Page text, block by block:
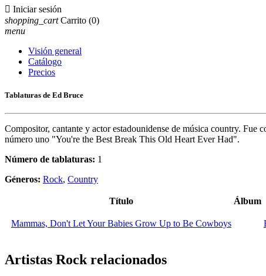
 Iniciar sesión
shopping_cart Carrito (0)
menu
Visión general
Catálogo
Precios
Tablaturas de Ed Bruce
Compositor, cantante y actor estadounidense de música country.
número uno "You're the Best Break This Old Heart Ever Had".
Número de tablaturas: 1
Géneros: Rock, Country
Título Álbum
Mammas, Don't Let Your Babies Grow Up to Be Cowboys
Artistas Rockrelacionados